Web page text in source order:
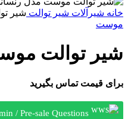
خانه شیرآلات شیر توالت شیر
موست
شیر توالت
برای قیمت تماس بگیرید
/ Pre-sale Questions